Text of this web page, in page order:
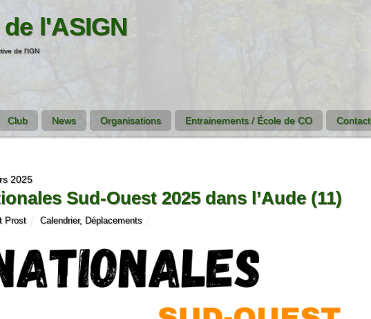
l'ASIGN
de l'IGN
Club News Organisations Entrainements / École de CO Contact
2025
Sud-Ouest 2025 dans l’Aude (11)
Prost Calendrier, Déplacements